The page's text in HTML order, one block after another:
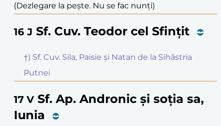
(Dezlegare la pește. Nu se fac nunți)
16 J Sf. Cuv. Teodor cel Sfințit
†) Sf. Cuv. Sila, Paisie și Natan de la Sihăstria
Putnei
17 V Sf. Ap. Andronic și soția sa,
Iunia